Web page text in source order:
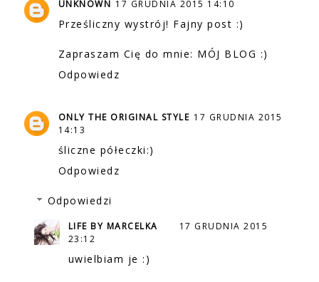
UNKNOWN 17 GRUDNIA 2015 14:10
Prześliczny wystrój! Fajny post :)
Zapraszam Cię do mnie: MÓJ BLOG :)
Odpowiedz
ONLY THE ORIGINAL STYLE 17 GRUDNIA 2015
14:13
śliczne półeczki:)
Odpowiedz
Odpowiedzi
LIFE BY MARCELKA
17 GRUDNIA 2015
23:12
uwielbiam je :)